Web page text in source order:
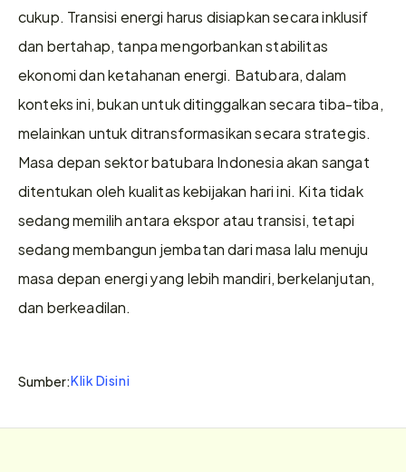
cukup. Transisi energi harus disiapkan secara inklusif
dan bertahap, tanpa mengorbankan stabilitas
ekonomi dan ketahanan energi. Batubara, dalam
konteks ini, bukan untuk ditinggalkan secara tiba-tiba,
melainkan untuk ditransformasikan secara strategis.
Masa depan sektor batubara Indonesia akan sangat
ditentukan oleh kualitas kebijakan hari ini. Kita tidak
sedang memilih antara ekspor atau transisi, tetapi
sedang membangun jembatan dari masa lalu menuju
masa depan energi yang lebih mandiri, berkelanjutan,
dan berkeadilan.
Sumber:Klik Disini